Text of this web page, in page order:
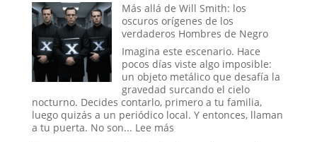
Proyecto
Blue
Beam
y
el
Nuevo
Orden
Mundial
Más allá de Will Smith: los
oscuros orígenes de los
verdaderos Hombres de Negro
Imagina este escenario. Hace
pocos días viste algo imposible:
un objeto metálico que desafía la
gravedad surcando el cielo
nocturno. Decides contarlo, primero a tu familia,
luego quizás a un periódico local. Y entonces, llaman
a tu puerta. No son... Lee más: